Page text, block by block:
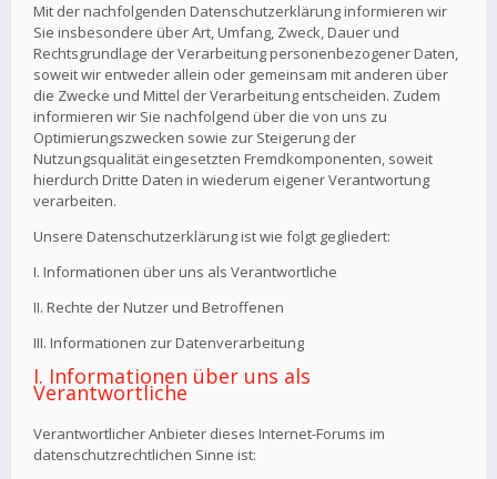
Mit der nachfolgenden Datenschutzerklärung informieren wir
Sie insbesondere über Art, Umfang, Zweck, Dauer und
Rechtsgrundlage der Verarbeitung personenbezogener Daten,
soweit wir entweder allein oder gemeinsam mit anderen über
die Zwecke und Mittel der Verarbeitung entscheiden. Zudem
informieren wir Sie nachfolgend über die von uns zu
Optimierungszwecken sowie zur Steigerung der
Nutzungsqualität eingesetzten Fremdkomponenten, soweit
hierdurch Dritte Daten in wiederum eigener Verantwortung
verarbeiten.
Unsere Datenschutzerklärung ist wie folgt gegliedert:
I. Informationen über uns als Verantwortliche
II. Rechte der Nutzer und Betroffenen
III. Informationen zur Datenverarbeitung
I. Informationen über uns als
Verantwortliche
Verantwortlicher Anbieter dieses Internet-Forums im
datenschutzrechtlichen Sinne ist: